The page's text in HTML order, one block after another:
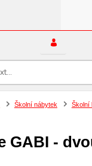
Školní nábytek Školní
GABI -